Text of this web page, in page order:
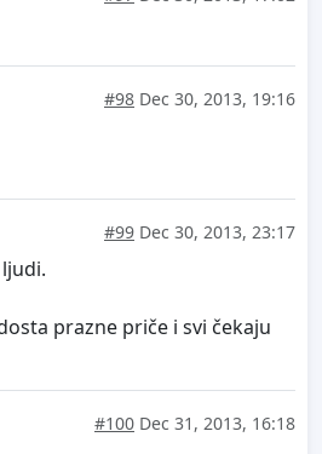
#98 Dec 30, 2013, 19:16
#99 Dec 30, 2013, 23:17
prazne priče i svi čekaju
#100 Dec 31, 2013, 16:18